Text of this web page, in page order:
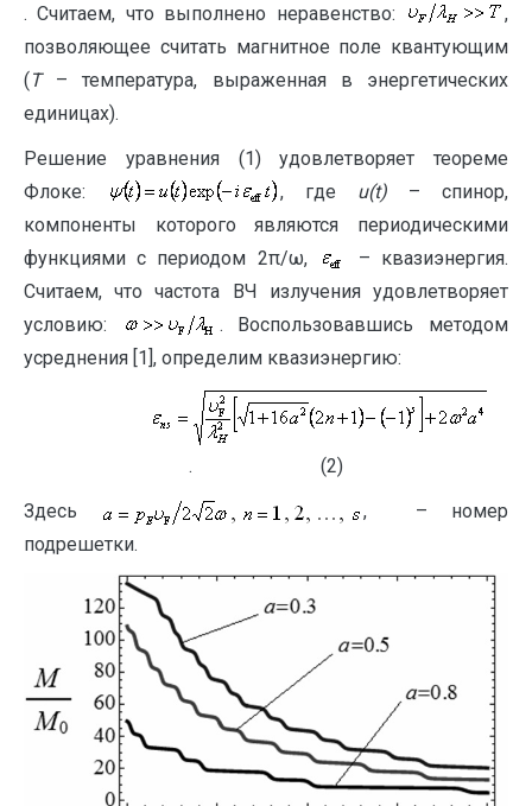
. Считаем, что выполнено неравенство:
,
позволяющее считать магнитное поле квантующим
(T – температура, выраженная в энергетических
единицах).
Решение уравнения (1) удовлетворяет теореме
Флоке:
, где u(t) – спинор,
компоненты которого являются периодическими
функциями с периодом 2π/ω,
– квазиэнергия.
Считаем, что частота ВЧ излучения удовлетворяет
условию:
. Воспользовавшись методом
усреднения [1], определим квазиэнергию:
. (2)
Здесь
, – номер
подрешетки.